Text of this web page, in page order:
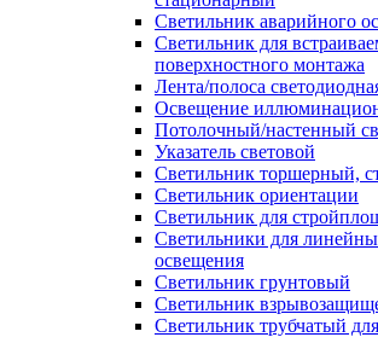
Светильник аварийного
Светильник для
поверхностного монтажа
Лента/полоса
Освещение
Потолочный/настенный
Указатель световой
Светильник торшерный,
Светильник ориентации
Светильник для
Светильники для
освещения
Светильник грунтовый
Светильник
Светильник трубчатый